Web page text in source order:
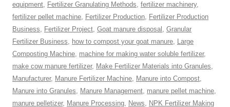
equipment, Fertilizer Granulating Methods, fertilizer machinery,
fertilizer pellet machine, Fertilizer Production, Fertilizer Production
Business, Fertilizer Project, Goat manure disposal , Granular
Fertilizer Business, how to compost your goat manure, Large
Composting Machine, machine for making water soluble fertilizer,
make cow manure fertilizer, Make Fertilizer Materials into Granules,
Manufacturer, Manure Fertilizer Machine, Manure into Compost,
Manure into Granules, Manure Management, manure pellet machine,
manure pelletizer, Manure Processing, News, NPK Fertilizer Making